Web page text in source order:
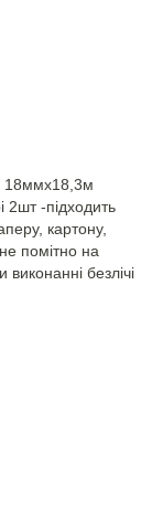
18ммх18,3м
2шт -підходить
картону,
помітно на
безлічі